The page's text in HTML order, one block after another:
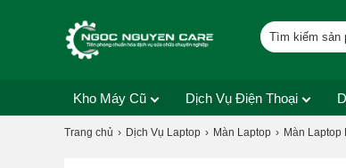
Kho Máy Cũ Dịch Vụ Điện Thoại
Trang chủ Dịch Vụ Laptop Màn Laptop Màn Laptop